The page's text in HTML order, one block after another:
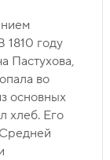
1810 году
Пастухова,
во
основных
хлеб. Его